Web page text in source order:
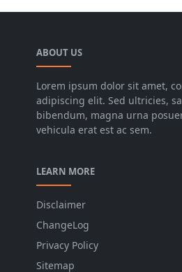
ABOUT US
Lorem ipsum dolor sit amet,
adipiscing elit. Sed ultricies,
bibendum, magna urna
vehicula erat est ac sem.
LEARN MORE
Disclaimer
ChangeLog
Privacy Policy
Sitemap